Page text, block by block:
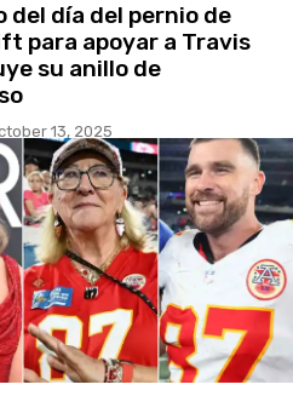
del día del pernio de
para apoyar a Travis
su anillo de
13, 2025